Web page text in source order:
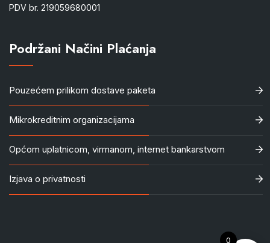
PDV br. 219059680001
Podržani Načini Plaćanja
Pouzećem prilikom dostave paketa
Mikrokreditnim organizacijama
Općom uplatnicom, virmanom, internet bankarstvom
Izjava o privatnosti
0